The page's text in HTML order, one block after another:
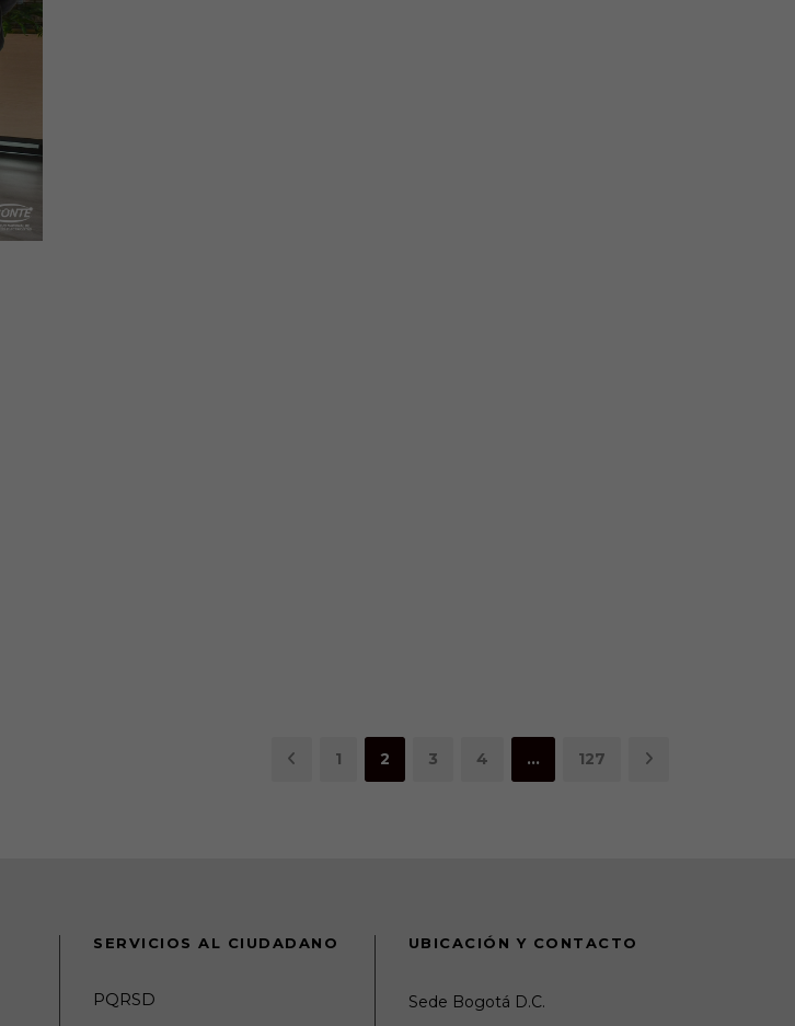
1 2 3 4 … 127
SERVICIOS AL CIUDADANO
PQRSD
UBICACIÓN Y CONTACTO
Sede Bogotá D.C.